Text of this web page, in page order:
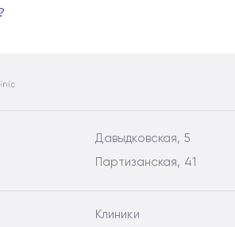
Давыдковская, 5
Партизанская, 41
Клиники